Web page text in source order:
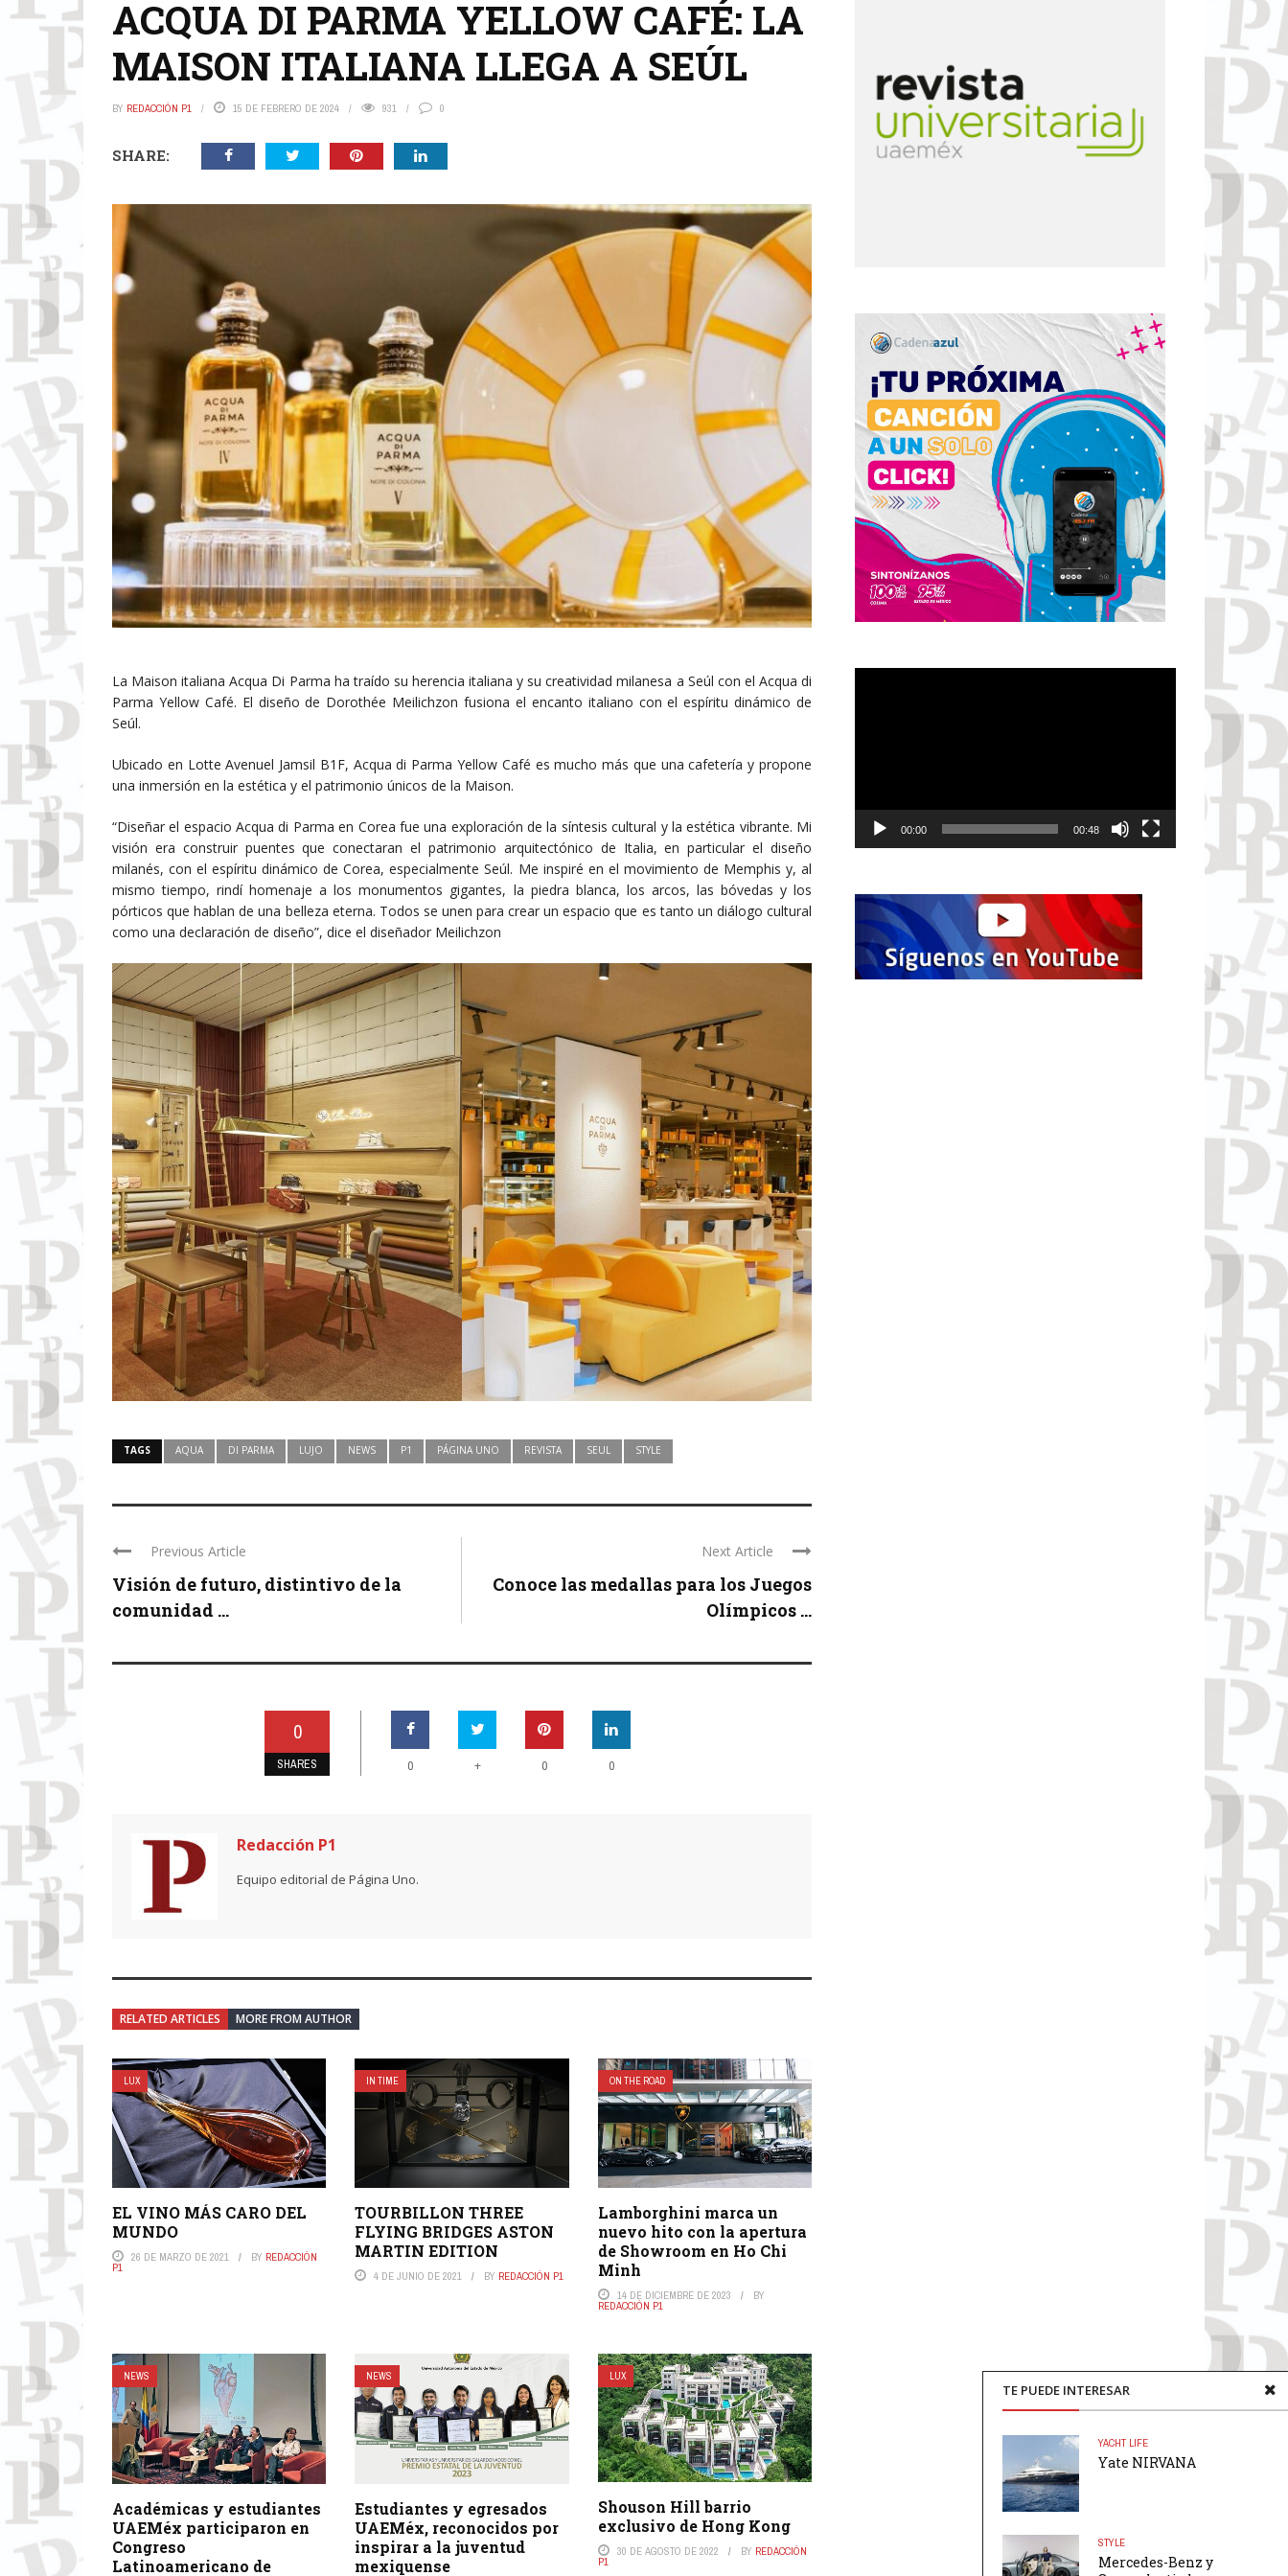
ACQUA DI PARMA YELLOW CAFÉ: LA
MAISON ITALIANA LLEGA A SEÚL
BY REDACCIÓN P1 15 DE FEBRERO DE 2024 931 0
SHARE:
La Maison italiana Acqua Di Parma ha traído su herencia italiana y su creatividad milanesa a Seúl con el Acqua di
Parma Yellow Café. El diseño de Dorothée Meilichzon fusiona el encanto italiano con el espíritu dinámico de
Seúl.
Ubicado en Lotte Avenuel Jamsil B1F, Acqua di Parma Yellow Café es mucho más que una cafetería y propone
una inmersión en la estética y el patrimonio únicos de la Maison.
“Diseñar el espacio Acqua di Parma en Corea fue una exploración de la síntesis cultural y la estética vibrante. Mi
visión era construir puentes que conectaran el patrimonio arquitectónico de Italia, en particular el diseño
milanés, con el espíritu dinámico de Corea, especialmente Seúl. Me inspiré en el movimiento de Memphis y, al
mismo tiempo, rindí homenaje a los monumentos gigantes, la piedra blanca, los arcos, las bóvedas y los
pórticos que hablan de una belleza eterna. Todos se unen para crear un espacio que es tanto un diálogo cultural
como una declaración de diseño”, dice el diseñador Meilichzon
TAGS AQUA DI PARMA LUJO NEWS P1 PÁGINA UNO REVISTA SEUL STYLE
Previous Article
Visión de futuro, distintivo de la
comunidad ...
Next Article
Conoce las medallas para los Juegos
Olímpicos ...
0
SHARES 0 + 0 0
Redacción P1
Equipo editorial de Página Uno.
RELATED ARTICLES MORE FROM AUTHOR
LUX
EL VINO MÁS CARO DEL
MUNDO
26 DE MARZO DE 2021 BY REDACCIÓN
P1
IN TIME
TOURBILLON THREE
FLYING BRIDGES ASTON
MARTIN EDITION
4 DE JUNIO DE 2021 BY REDACCIÓN P1
ON THE ROAD
Lamborghini marca un
nuevo hito con la apertura
de Showroom en Ho Chi
Minh
14 DE DICIEMBRE DE 2023 BY
REDACCIÓN P1
NEWS
Académicas y estudiantes
UAEMéx participaron en
Congreso
Latinoamericano de
NEWS
Estudiantes y egresados
UAEMéx, reconocidos por
inspirar a la juventud
mexiquense
LUX
Shouson Hill barrio
exclusivo de Hong Kong
30 DE AGOSTO DE 2022 BY REDACCIÓN
P1
TE PUEDE INTERESAR
YACHT LIFE
Yate NIRVANA
STYLE
Mercedes-Benz y
00:00 00:48